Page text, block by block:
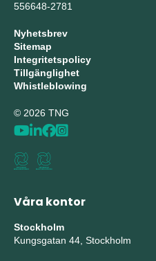
556648-2781
Nyhetsbrev
Sitemap
Integritetspolicy
Tillgänglighet
Whistleblowing
© 2026 TNG
Våra kontor
Stockholm
Kungsgatan 44, Stockholm